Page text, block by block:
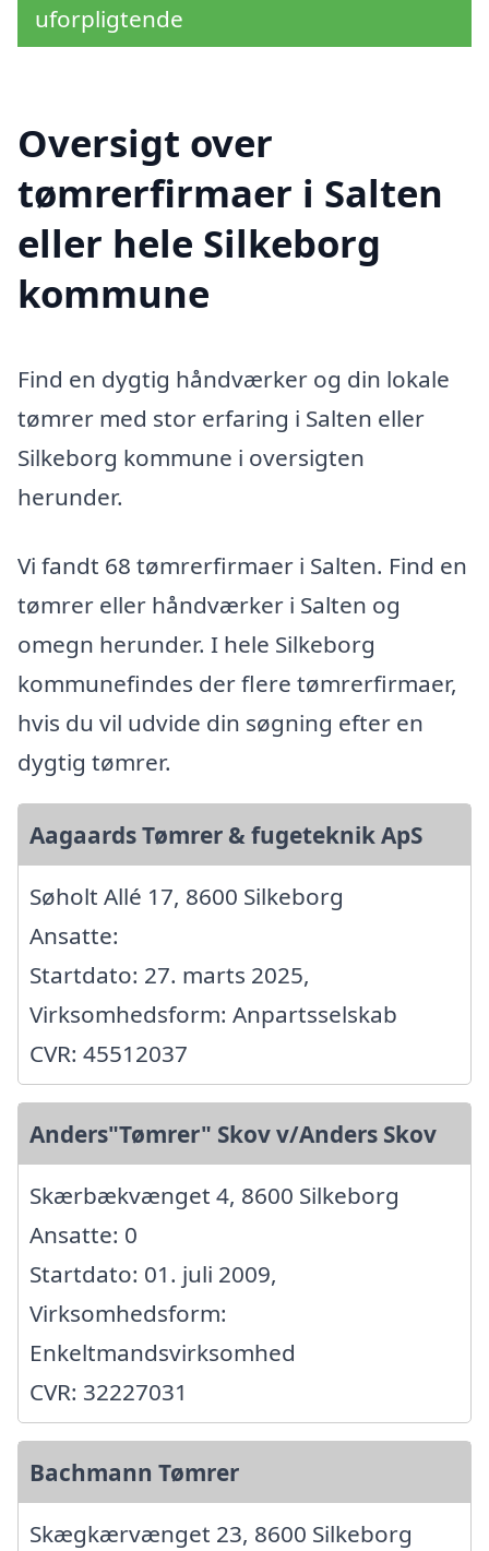
uforpligtende
Oversigt over
tømrerfirmaer i Salten
eller hele Silkeborg
kommune
Find en dygtig håndværker og din lokale
tømrer med stor erfaring i Salten eller
Silkeborg kommune i oversigten
herunder.
Vi fandt 68 tømrerfirmaer i Salten. Find en
tømrer eller håndværker i Salten og
omegn herunder. I hele Silkeborg
kommunefindes der flere tømrerfirmaer,
hvis du vil udvide din søgning efter en
dygtig tømrer.
Aagaards Tømrer & fugeteknik ApS
Søholt Allé 17, 8600 Silkeborg
Ansatte:
Startdato: 27. marts 2025,
Virksomhedsform: Anpartsselskab
CVR: 45512037
Anders"Tømrer" Skov v/Anders Skov
Skærbækvænget 4, 8600 Silkeborg
Ansatte: 0
Startdato: 01. juli 2009,
Virksomhedsform:
Enkeltmandsvirksomhed
CVR: 32227031
Bachmann Tømrer
Skægkærvænget 23, 8600 Silkeborg